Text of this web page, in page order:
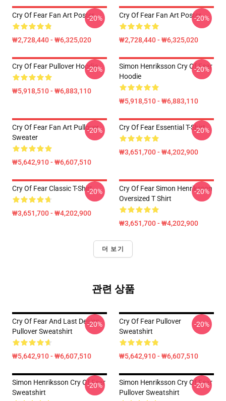
Cry Of Fear Fan Art Poster
₩2,728,440 - ₩6,325,020
-20% Cry Of Fear Fan Art Poster
₩2,728,440 - ₩6,325,020
-20%
Cry Of Fear Pullover Hoodie
₩5,918,510 - ₩6,883,110
-20%
Simon Henriksson Cry Of Fear
Hoodie
₩5,918,510 - ₩6,883,110
-20%
Cry Of Fear Fan Art Pullover
Sweater
₩5,642,910 - ₩6,607,510
-20% Cry Of Fear Essential T-Shirt
₩3,651,700 - ₩4,202,900
-20%
Cry Of Fear Classic T-Shirt
₩3,651,700 - ₩4,202,900
-20%
Cry Of Fear Simon Henriksson
Oversized T Shirt
₩3,651,700 - ₩4,202,900
-20%
더 보기
관련 상품
Cry Of Fear And Last Design
Pullover Sweatshirt
₩5,642,910 - ₩6,607,510
-20%
Cry Of Fear Pullover
Sweatshirt
₩5,642,910 - ₩6,607,510
-20%
Simon Henriksson Cry Of Fear
Sweatshirt
-20%
Simon Henriksson Cry Of Fear
Pullover Sweatshirt
-20%